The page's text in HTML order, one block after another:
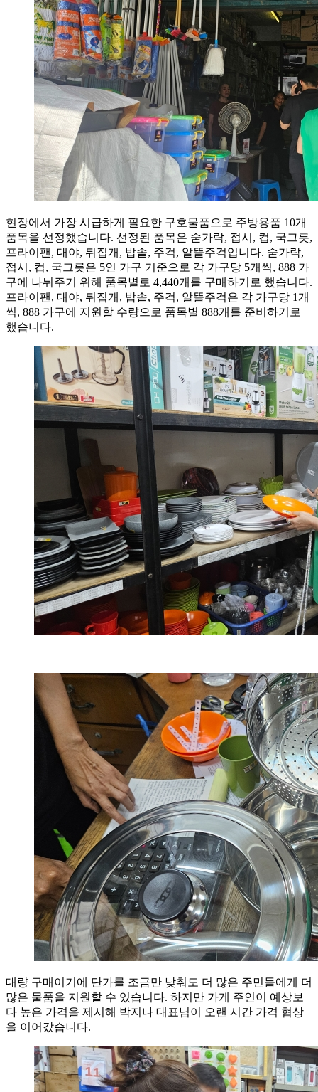
현장에서 가장 시급하게 필요한 구호물품으로 주방용품 10개
품목을 선정했습니다. 선정된 품목은 숟가락, 접시, 컵, 국그릇,
프라이팬, 대야, 뒤집개, 밥솥, 주걱, 알뜰주걱입니다. 숟가락,
접시, 컵, 국그릇은 5인 가구 기준으로 각 가구당 5개씩, 888 가
구에 나눠주기 위해 품목별로 4,440개를 구매하기로 했습니다.
프라이팬, 대야, 뒤집개, 밥솥, 주걱, 알뜰주걱은 각 가구당 1개
씩, 888 가구에 지원할 수량으로 품목별 888개를 준비하기로
했습니다.
대량 구매이기에 단가를 조금만 낮춰도 더 많은 주민들에게 더
많은 물품을 지원할 수 있습니다. 하지만 가게 주인이 예상보
다 높은 가격을 제시해 박지나 대표님이 오랜 시간 가격 협상
을 이어갔습니다.